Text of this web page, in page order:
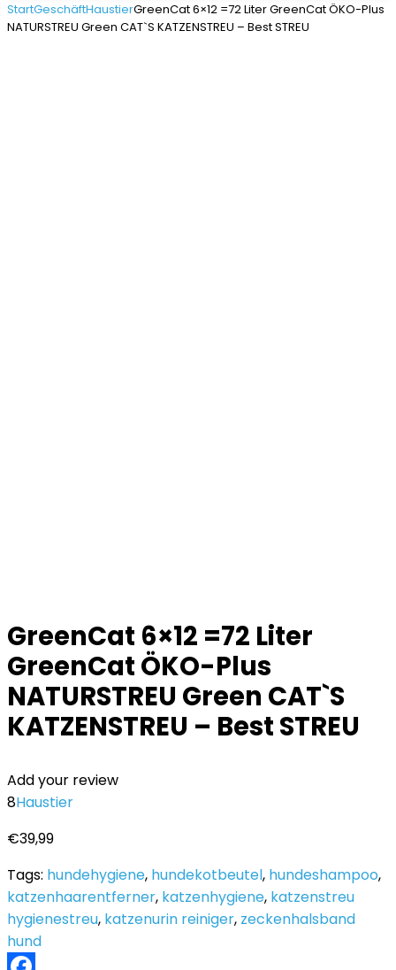
StartGeschäftHaustierGreenCat 6×12 =72 Liter GreenCat ÖKO-Plus
NATURSTREU Green CAT`S KATZENSTREU – Best STREU
GreenCat 6×12 =72 Liter
GreenCat ÖKO-Plus
NATURSTREU Green CAT`S
KATZENSTREU – Best STREU
Add your review
8Haustier
€39,99
Tags: hundehygiene, hundekotbeutel, hundeshampoo,
katzenhaarentferner, katzenhygiene, katzenstreu
hygienestreu, katzenurin reiniger, zeckenhalsband
hund